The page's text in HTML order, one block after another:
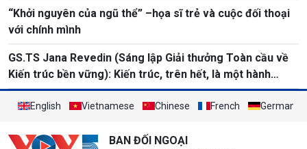
“Khởi nguyên của ngũ thể” –họa sĩ trẻ và cuộc đối thoại
với chính mình
GS.TS Jana Revedin (Sáng lập Giải thưởng Toàn cầu về
Kiến trúc bền vững): Kiến trúc, trên hết, là một hành
động chuyển đổi
English Vietnamese Chinese French German
BAN ĐỐI NGOẠI